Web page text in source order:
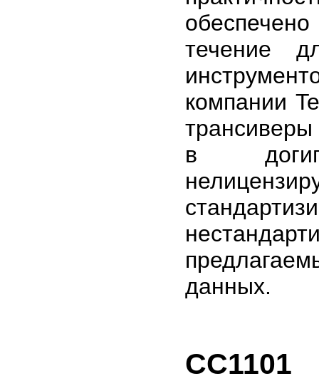
течение
компании
в
данных.
CC1101